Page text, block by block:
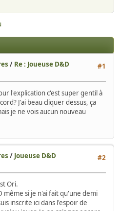
#1
/ Re : Joueuse D&D
l'explication c'est super gentil à
J'ai beau cliquer dessus, ça
je ne vois aucun nouveau
#2
/ Joueuse D&D
Ori.
même si je n'ai fait qu'une demi
inscrite ici dans l'espoir de